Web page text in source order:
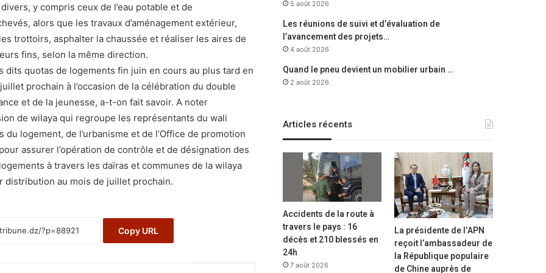
y compris ceux de l’eau potable et de
alors que les travaux d’aménagement extérieur,
trottoirs, asphalter la chaussée et réaliser les aires de
fins, selon la même direction.
dits quotas de logements fin juin en cours au plus tard en
prochain à l’occasion de la célébration du double
et de la jeunesse, a-t-on fait savoir. A noter
de wilaya qui regroupe les représentants du wali
du logement, de l’urbanisme et de l’Office de promotion
assurer l’opération de contrôle et de désignation des
à travers les daïras et communes de la wilaya
distribution au mois de juillet prochain.
Copy URL
5 août 2026
Les réunions de suivi et d’évaluation de
l’avancement des projets…
4 août 2026
Quand le pneu devient un mobilier urbain …
2 août 2026
Articles récents
Accidents de la route à
travers le pays : 16
décès et 210 blessés en
24h
7 août 2026
La présidente de l’APN
reçoit l’ambassadeur de
la République populaire
de Chine auprès de